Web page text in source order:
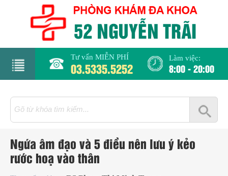
Tư vấn MIỄN PHÍ
03.5335.5252
Làm việc:
8:00 - 20:00
Ngứa âm đạo và 5 điều nên lưu ý kẻo
rước hoạ vào thân